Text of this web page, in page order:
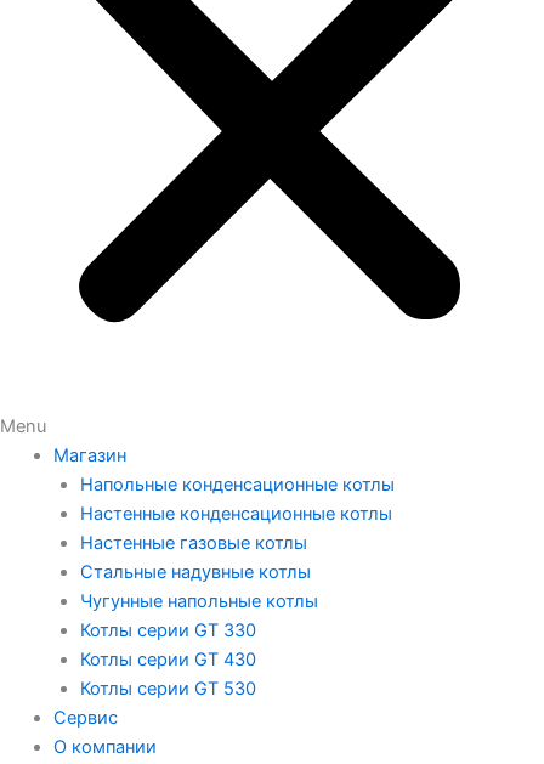
Menu
Магазин
Напольные конденсационные котлы
Настенные конденсационные котлы
Настенные газовые котлы
Стальные надувные котлы
Чугунные напольные котлы
Котлы серии GT 330
Котлы серии GT 430
Котлы серии GT 530
Сервис
О компании